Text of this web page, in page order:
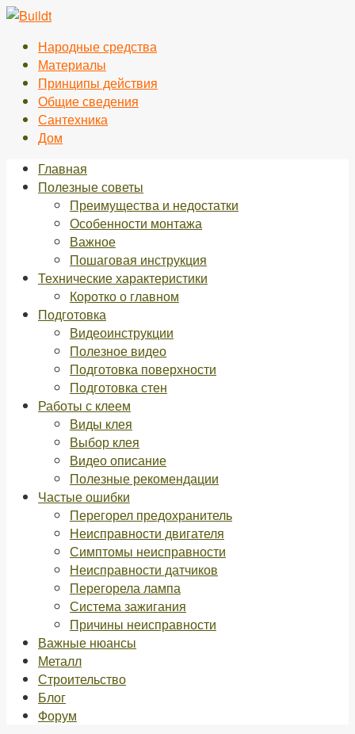
Перейти
контентуНародные средства
Материалы
Принципы действия
Общие сведения
Сантехника
Дом
Главная
Полезные советы
Преимущества и недостатки
Особенности монтажа
Важное
Пошаговая инструкция
Технические характеристики
Коротко о главном
Подготовка
Видеоинструкции
Полезное видео
Подготовка поверхности
Подготовка стен
Работы с клеем
Виды клея
Выбор клея
Видео описание
Полезные рекомендации
Частые ошибки
Перегорел предохранитель
Неисправности двигателя
Симптомы неисправности
Неисправности датчиков
Перегорела лампа
Система зажигания
Причины неисправности
Важные нюансы
Металл
Строительство
Блог
Форум